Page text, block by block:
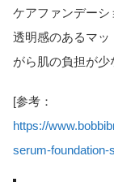
ケアファンデーシ
透明感のあるマッ
がら肌の負担が少
[参考：
https://
serum-foundation-